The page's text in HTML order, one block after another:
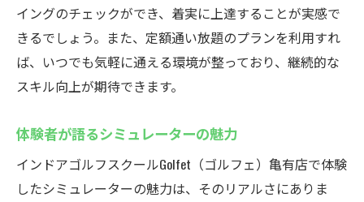
イングのチェックができ、着実に上達することが実感で
きるでしょう。また、定額通い放題のプランを利用すれ
ば、いつでも気軽に通える環境が整っており、継続的な
スキル向上が期待できます。
体験者が語るシミュレーターの魅力
インドアゴルフスクールGolfet（ゴルフェ）亀有店で体験
したシミュレーターの魅力は、そのリアルさにありま